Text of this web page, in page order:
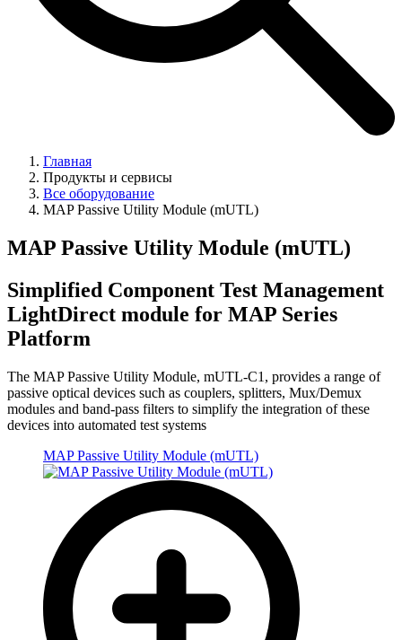
Главная
Продукты и сервисы
Все оборудование
MAP Passive Utility Module (mUTL)
MAP Passive Utility Module (mUTL)
Simplified Component Test Management
LightDirect module for MAP Series
Platform
The MAP Passive Utility Module, mUTL-C1, provides a range of
passive optical devices such as couplers, splitters, Mux/Demux
modules and band-pass filters to simplify the integration of these
devices into automated test systems
MAP Passive Utility Module (mUTL)